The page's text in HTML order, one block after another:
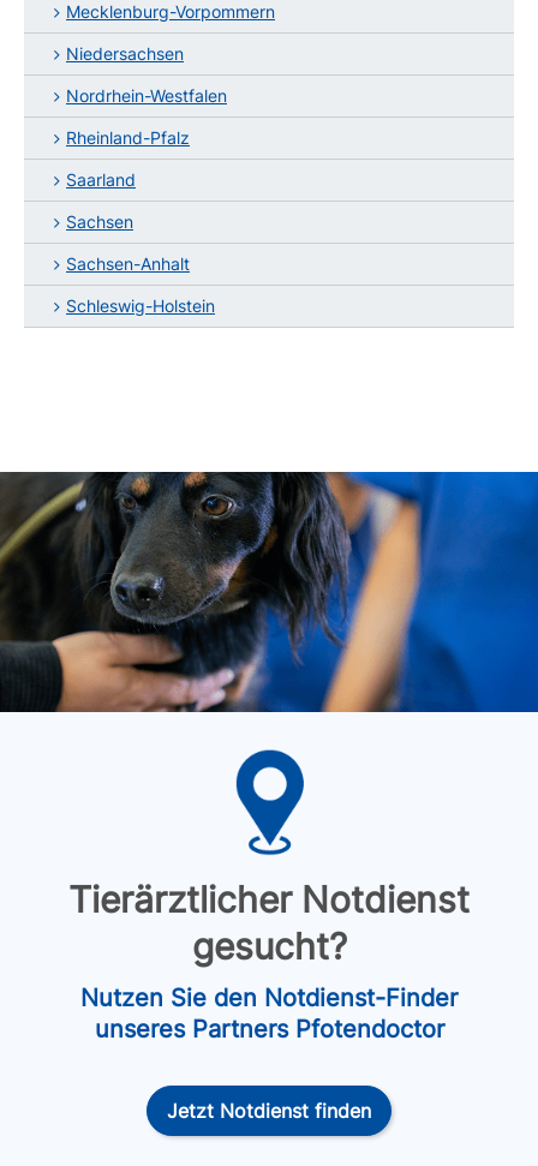
Mecklenburg-Vorpommern
Niedersachsen
Nordrhein-Westfalen
Rheinland-Pfalz
Saarland
Sachsen
Sachsen-Anhalt
Schleswig-Holstein
Tierärztlicher Notdienst
gesucht?
Nutzen Sie den Notdienst-Finder
unseres Partners Pfotendoctor
Jetzt Notdienst finden